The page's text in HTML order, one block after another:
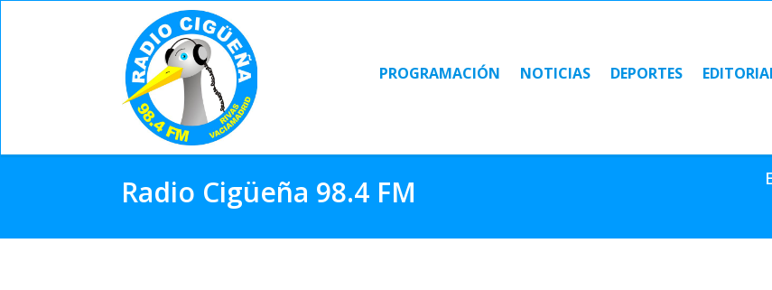
PROGRAMACIÓN NOTICIAS DEPORTES
PROGRAMACIÓN NOTICIAS DEPORTES
Radio Cigüeña 98.4 FM